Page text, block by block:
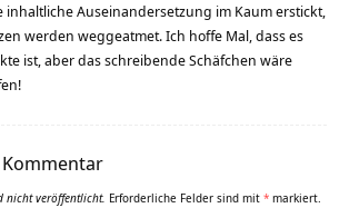
inhaltliche Auseinandersetzung im Kaum erstickt,
werden weggeatmet. Ich hoffe Mal, dass es
ist, aber das schreibende Schäfchen wäre
nicht veröffentlicht. Erforderliche Felder sind mit * markiert.